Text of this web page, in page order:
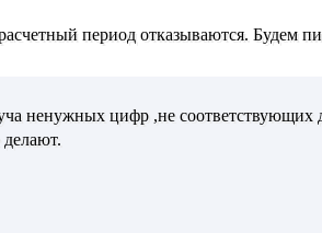
период отказываются. Будем
ненужных цифр ,не соответствующих